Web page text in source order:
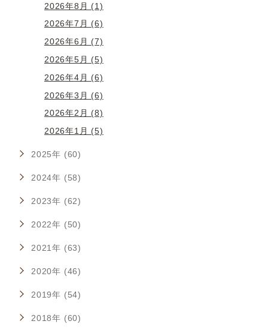
2026年8月 (1)
2026年7月 (6)
2026年6月 (7)
2026年5月 (5)
2026年4月 (6)
2026年3月 (6)
2026年2月 (8)
2026年1月 (5)
2025年 (60)
2024年 (58)
2023年 (62)
2022年 (50)
2021年 (63)
2020年 (46)
2019年 (54)
2018年 (60)